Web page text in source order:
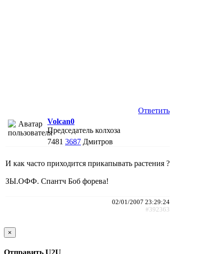
Ответить
Volcan0
Председатель колхоза
7481 3687 Дмитров
И как часто приходится прикапывать растения ?
ЗЫ.ОФФ. Спантч Боб форева!
02/01/2007 23:29:24
#392363
×